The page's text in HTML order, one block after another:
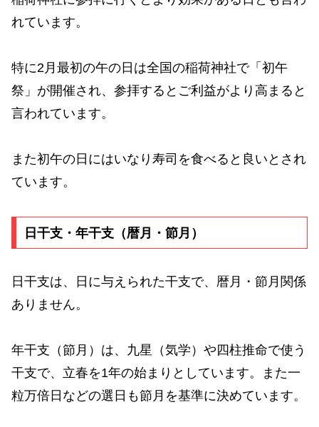
れています。
特に2月最初の午の日は全国の稲荷神社で「初午
祭」が開催され、参拝するとご利益がより高まると
言われています。
また初午の日にはいなり寿司を食べると良いとされ
ています。
日干支・年干支（暦月・節月）
日干支は、日に与えられた干支で、暦月・節月関係
ありません。
年干支（節月）は、九星（気学）や四柱推命で使う
干支で、立春を1年の始まりとしています。また一
粒万倍日などの選日も節月を基準に決めています。